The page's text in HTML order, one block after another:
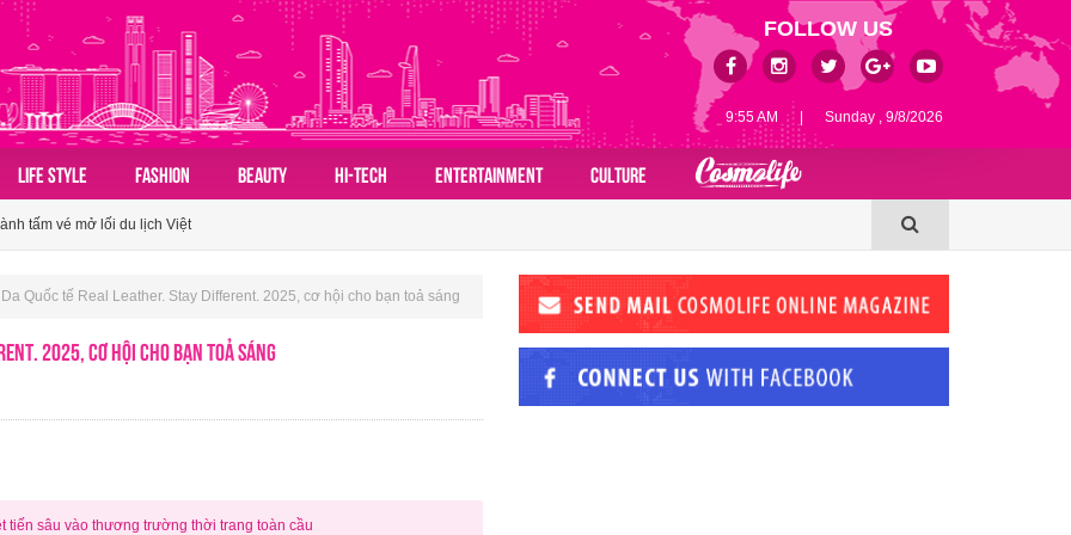
9:55 AM Sunday , 9/8/2026
FOLLOW US
LIFE STYLE FASHION BEAUTY HI-TECH ENTERTAINMENT
CULTURE
du lịch nhóm của người Việt
sản Việt chạm thế hệ tiêu dùng mới với tiêu chí xanh hơn, tiện lợi hơn
tấm vé mở lối du lịch Việt
du lịch nhóm của người Việt
Quốc tế Real Leather. Stay Different. 2025, cơ hội cho bạn toả sáng
2025, cơ hội cho bạn toả sáng
tiến sâu vào thương trường thời trang toàn cầu